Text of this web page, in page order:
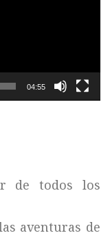
04:55
de todos los
aventuras de